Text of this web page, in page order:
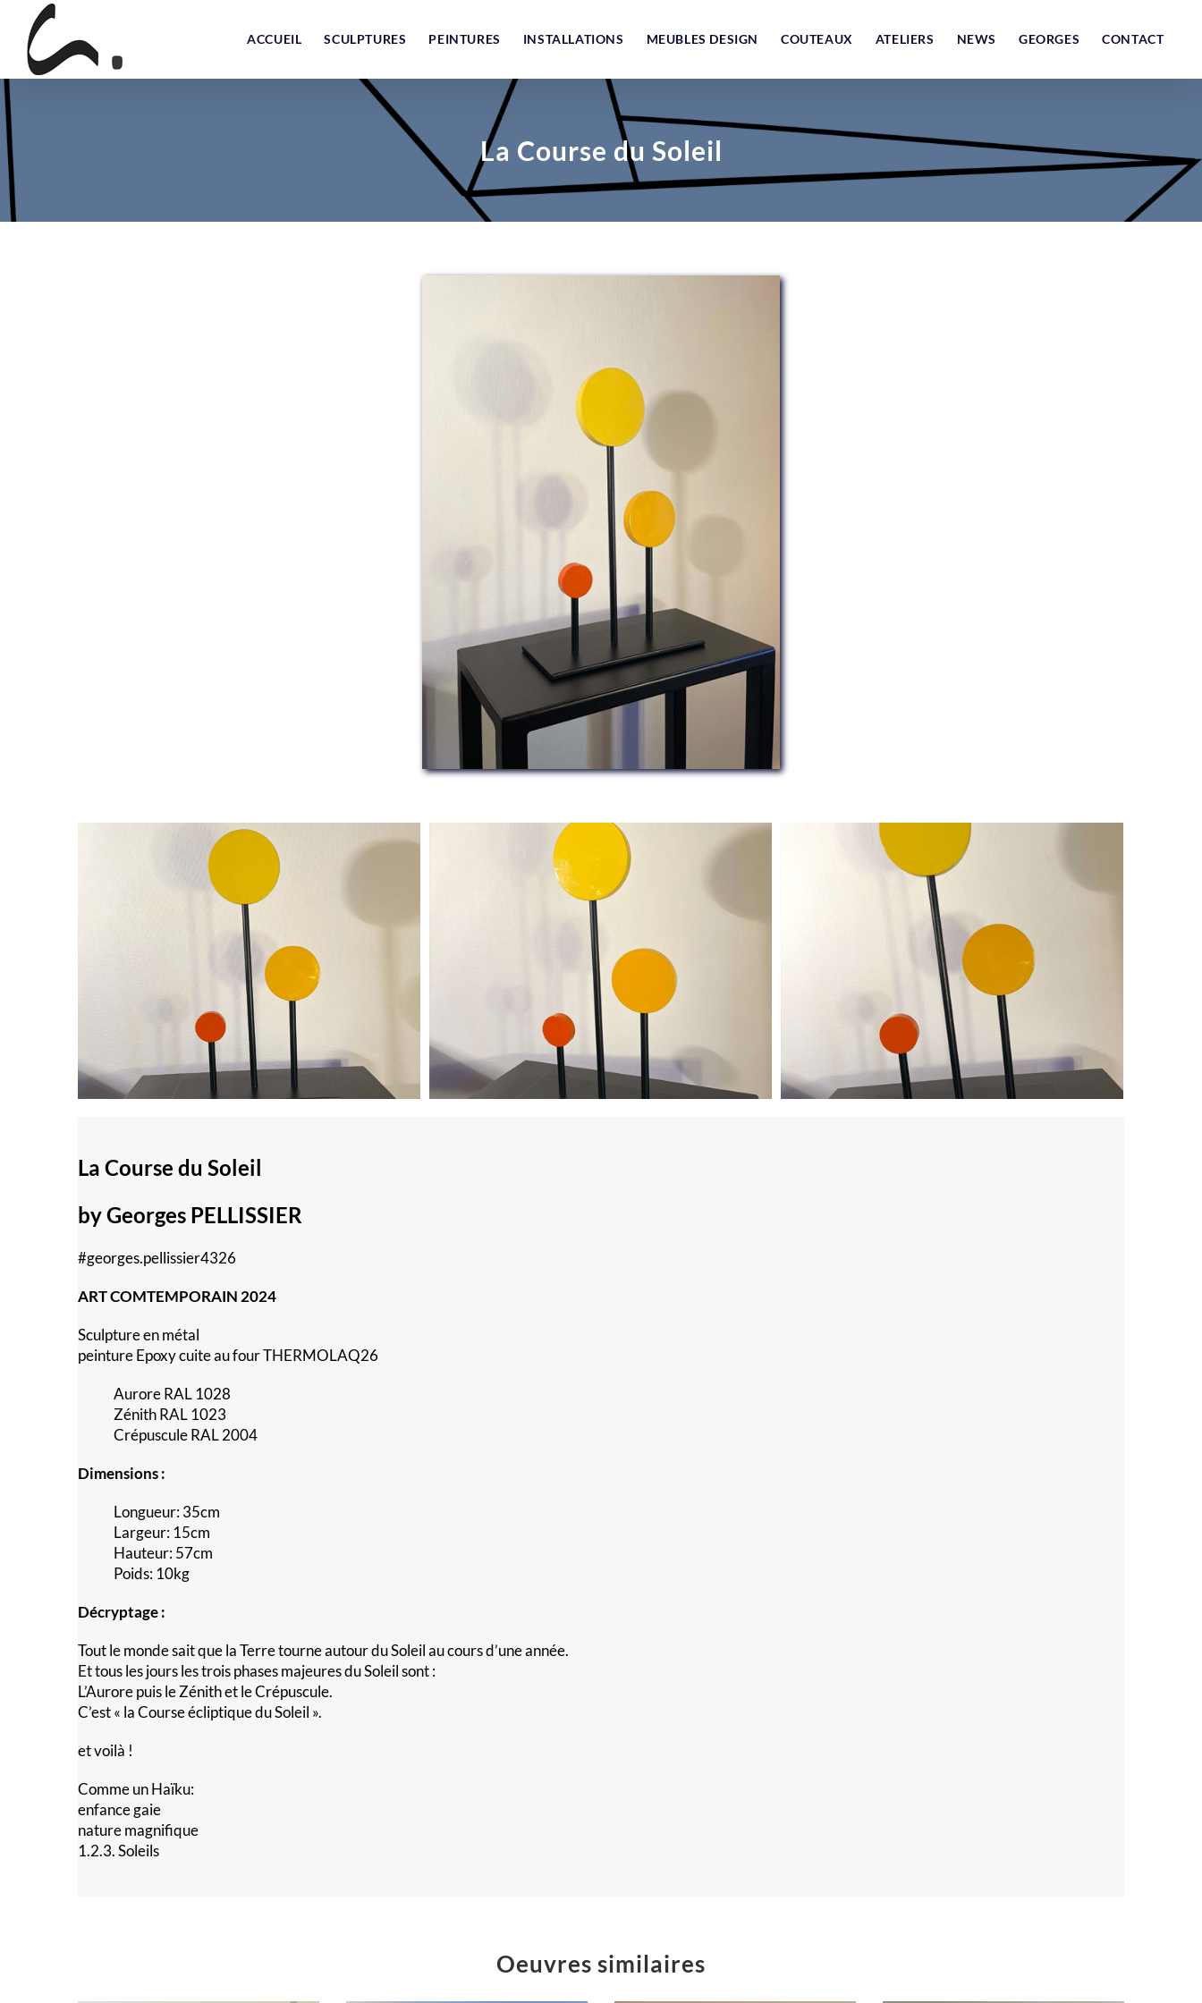
content
ACCUEIL SCULPTURES PEINTURES INSTALLATIONS MEUBLES DESIGN COUTEAUX ATELIERS NEWS GEORGES CONTACT
La Course du Soleil
La Course du Soleil
by Georges PELLISSIER
#georges.pellissier4326
ART COMTEMPORAIN 2024
Sculpture en métal
peinture Epoxy cuite au four THERMOLAQ26
Aurore RAL 1028
Zénith RAL 1023
Crépuscule RAL 2004
Dimensions :
Longueur: 35cm
Largeur: 15cm
Hauteur: 57cm
Poids: 10kg
Décryptage :
Tout le monde sait que la Terre tourne autour du Soleil au cours d’une année.
Et tous les jours les trois phases majeures du Soleil sont :
L’Aurore puis le Zénith et le Crépuscule.
C’est « la Course écliptique du Soleil ».
et voilà !
Comme un Haïku:
enfance gaie
nature magnifique
1.2.3. Soleils
Oeuvres similaires